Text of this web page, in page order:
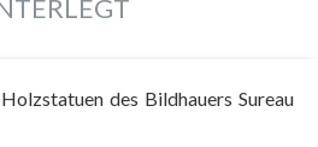
des Bildhauers Sureau